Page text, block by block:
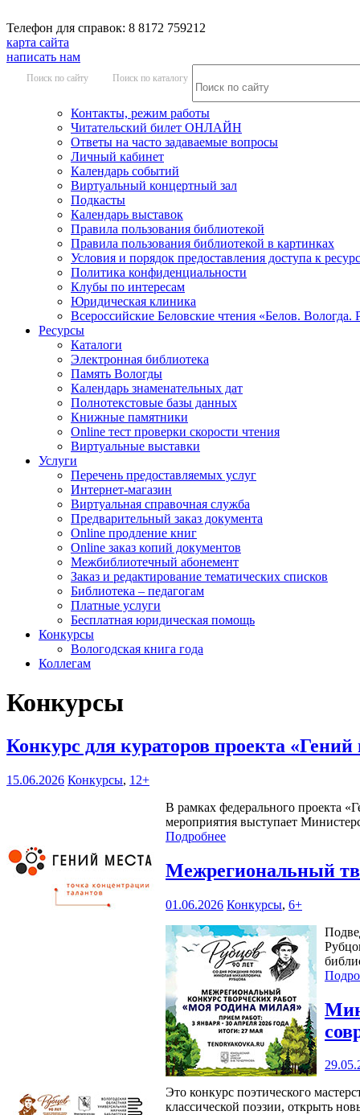
Телефон для справок: 8 8172 759212
карта сайта
написать нам
Поиск по сайту Поиск по каталогу
Контакты, режим работы
Читательский билет ОНЛАЙН
Ответы на часто задаваемые вопросы
Личный кабинет
Календарь событий
Виртуальный концертный зал
Подкасты
Календарь выставок
Правила пользования библиотекой
Правила пользования библиотекой в картинках
Условия и порядок предоставления доступа к
Политика конфиденциальности
Клубы по интересам
Юридическая клиника
Всероссийские Беловские чтения «Белов. Вологда.
Ресурсы
Каталоги
Электронная библиотека
Память Вологды
Календарь знаменательных дат
Полнотекстовые базы данных
Книжные памятники
Online тест проверки скорости чтения
Виртуальные выставки
Услуги
Перечень предоставляемых услуг
Интернет-магазин
Виртуальная справочная служба
Предварительный заказ документа
Online продление книг
Online заказ копий документов
Межбиблиотечный абонемент
Заказ и редактирование тематических списков
Библиотека – педагогам
Платные услуги
Бесплатная юридическая помощь
Конкурсы
Вологодская книга года
Коллегам
Конкурсы
Конкурс для кураторов проекта
15.06.2026 Конкурсы, 12+
В рамках федерального проекта
мероприятия выступает
Подробнее
Межрегиональный
01.06.2026 Конкурсы, 6+
Это конкурс поэтического
классической поэзии, открыть